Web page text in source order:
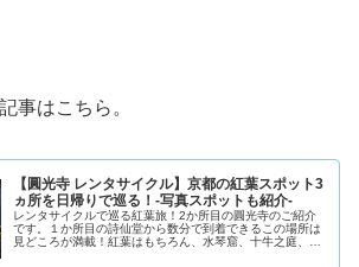
事はこちら。
【圓光寺 レンタサイクル】京都の紅葉スポット3
ヵ所を日帰りで巡る！-写真スポットも紹介-
レンタサイクルで巡る紅葉旅！2か所目の圓光寺のご紹介
です。１か所目の詩仙堂から数分で到着できるこの場所は
見どころが満載！紅葉はもちろん、水琴窟、十牛之庭、挙